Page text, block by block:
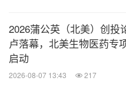
2026蒲公英（北美）创投
卢落幕，北美生物医药专
启动
2026-08-07 13:43 217